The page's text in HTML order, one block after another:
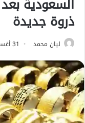
ذروة جديدة
ليان محمد 31 أغسطس، 2025